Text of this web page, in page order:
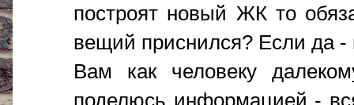
построят новый ЖК то
вещий приснился? Если да -
Вам как человеку
поделюсь информацией -